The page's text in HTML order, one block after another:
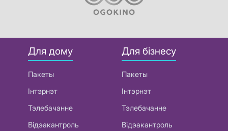
Для дому
Пакеты
Інтэрнэт
Тэлебачанне
Відэакантроль
Для бізнесу
Пакеты
Інтэрнэт
Тэлебачанне
Відэакантроль